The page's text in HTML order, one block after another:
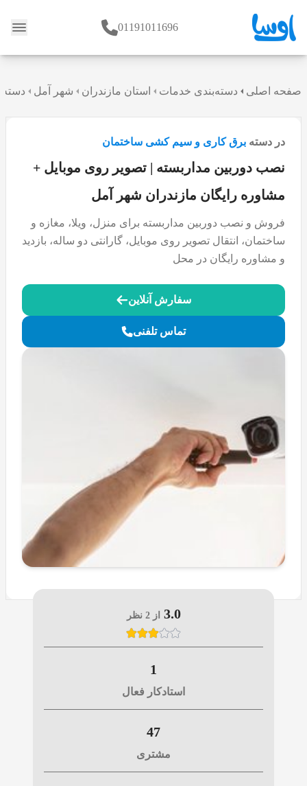
وبلاگ 01191011696
صفحه اصلی دسته‌بندی خدمات استان مازندران شهر آمل
در دسته برق کاری و سیم کشی ساختمان
نصب دوربین مداربسته | تصویر روی موبایل +
مشاوره رایگان مازندران شهر آمل
فروش و نصب دوربین مداربسته برای منزل، ویلا، مغازه و
ساختمان، انتقال تصویر روی موبایل، گارانتی دو ساله، بازدید
و مشاوره رایگان در محل
سفارش آنلاین
تماس تلفنی
3.0 از 2 نظر
1
استادکار فعال
47
مشتری